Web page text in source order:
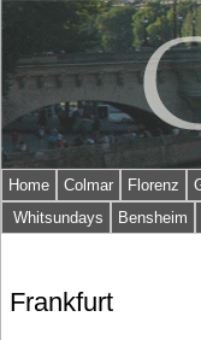
Home Colmar Florenz
Whitsundays
Bensheim
Frankfurt